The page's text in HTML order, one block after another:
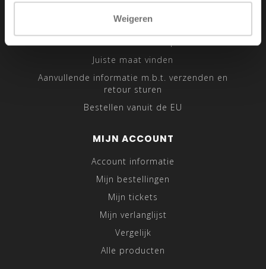
Weigeren
Sitemap
Traveling Tailor
Juiste maat vinden
Aanvullende informatie m.b.t. verzenden en
retour sturen
Bestellen vanuit de EU
MIJN ACCOUNT
Account informatie
Mijn bestellingen
Mijn tickets
Mijn verlanglijst
Vergelijk
Alle producten